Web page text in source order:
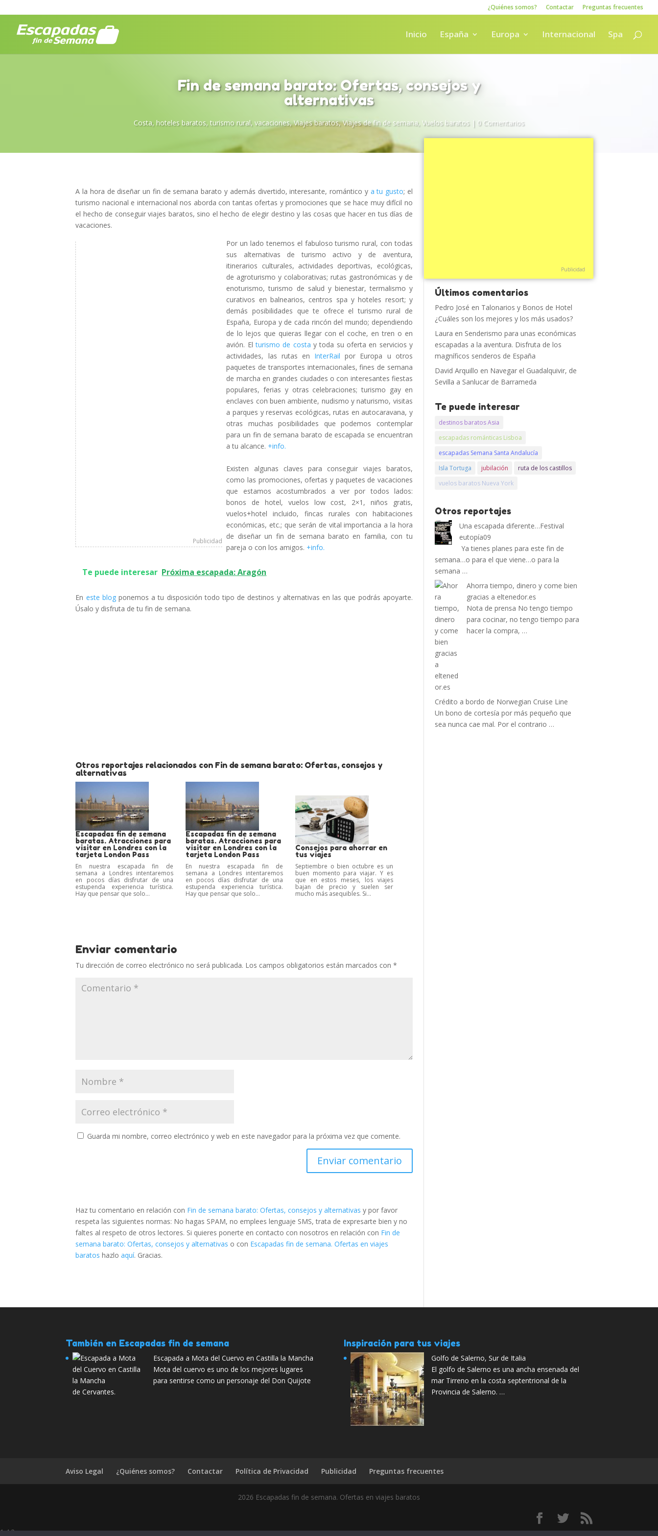
¿Quiénes somos? Contactar Preguntas frecuentes
Inicio España Europa Internacional Spa
Fin de semana barato: Ofertas, consejos y
alternativas
Costa, hoteles baratos, turismo rural, vacaciones,Viajes baratos,Viajes de fin de semana, Vuelos baratos| 0 Comentarios
A la hora de diseñar un fin de semana barato y además divertido, interesante, romántico y a tu gusto; el
turismo nacional e internacional nos aborda con tantas ofertas y promociones que se hace muy difícil no
el hecho de conseguir viajes baratos, sino el hecho de elegir destino y las cosas que hacer en tus días de
vacaciones.
Publicidad
Por un lado tenemos el fabuloso turismo rural, con todas
sus alternativas de turismo activo y de aventura,
itinerarios culturales, actividades deportivas, ecológicas,
de agroturismo y colaborativas; rutas gastronómicas y de
enoturismo, turismo de salud y bienestar, termalismo y
curativos en balnearios, centros spa y hoteles resort; y
demás posibilidades que te ofrece el turismo rural de
España, Europa y de cada rincón del mundo; dependiendo
de lo lejos que quieras llegar con el coche, en tren o en
avión. El turismo de costa y toda su oferta en servicios y
actividades, las rutas en InterRail por Europa u otros
paquetes de transportes internacionales, fines de semana
de marcha en grandes ciudades o con interesantes fiestas
populares, ferias y otras celebraciones; turismo gay en
enclaves con buen ambiente, nudismo y naturismo, visitas
a parques y reservas ecológicas, rutas en autocaravana, y
otras muchas posibilidades que podemos contemplar
para un fin de semana barato de escapada se encuentran
a tu alcance. +info.
Existen algunas claves para conseguir viajes baratos,
como las promociones, ofertas y paquetes de vacaciones
que estamos acostumbrados a ver por todos lados:
bonos de hotel, vuelos low cost, 2×1, niños gratis,
vuelos+hotel incluido, fincas rurales con habitaciones
económicas, etc.; que serán de vital importancia a la hora
de diseñar un fin de semana barato en familia, con tu
pareja o con los amigos. +info.
Te puede interesar Próxima escapada: Aragón
En este blogponemos a tu disposición todo tipo de destinos y alternativas en las que podrás apoyarte.
Úsalo y disfruta de tu fin de semana.
Otros reportajes relacionados con Fin de semana barato: Ofertas, consejos y
alternativas
Escapadas fin de semana
baratas. Atracciones para
visitar en Londres con la
tarjeta London Pass
En nuestra escapada fin de
semana a Londres intentaremos
en pocos días disfrutar de una
estupenda experiencia turística.
Hay que pensar que solo...
Escapadas fin de semana
baratas. Atracciones para
visitar en Londres con la
tarjeta London Pass
En nuestra escapada fin de
semana a Londres intentaremos
en pocos días disfrutar de una
estupenda experiencia turística.
Hay que pensar que solo...
Consejos para ahorrar en
tus viajes
Septiembre o bien octubre es un
buen momento para viajar. Y es
que en estos meses, los viajes
bajan de precio y suelen ser
mucho más asequibles. Si...
Enviar comentario
Tu dirección de correo electrónico no será publicada. Los campos obligatorios están marcados con*
Guarda mi nombre, correo electrónico y web en este navegador para la próxima vez que comente.
Haz tu comentario en relación con Fin de semana barato: Ofertas, consejos y alternativas y por favor
respeta las siguientes normas: No hagas SPAM, no emplees lenguaje SMS, trata de expresarte bien y no
faltes al respeto de otros lectores. Si quieres ponerte en contacto con nosotros en relación con Fin de
semana barato: Ofertas, consejos y alternativas o con Escapadas fin de semana. Ofertas en viajes
baratos hazloaquí. Gracias.
Publicidad
Últimos comentarios
Pedro José en Talonarios y Bonos de Hotel
¿Cuáles son los mejores y los más usados?
Laura en Senderismo para unas económicas
escapadas a la aventura. Disfruta de los
magníficos senderos de España
David Arquillo en Navegar el Guadalquivir, de
Sevilla a Sanlucar de Barrameda
Te puede interesar
destinos baratos Asia
escapadas románticas Lisboa
escapadas Semana Santa Andalucía
Isla Tortuga
jubilación
ruta de los castillos
vuelos baratos Nueva York
Otros reportajes
Una escapada diferente…Festival
eutopía09
Ya tienes planes para este fin de
semana…o para el que viene…o para la
semana …
Ahorra tiempo, dinero y come bien
gracias a eltenedor.es
Nota de prensa No tengo tiempo
para cocinar, no tengo tiempo para
hacer la compra, …
Crédito a bordo de Norwegian Cruise Line
Un bono de cortesía por más pequeño que
sea nunca cae mal. Por el contrario …
También en Escapadas fin de semana
Escapada a Mota del Cuervo en Castilla la Mancha
Mota del cuervo es uno de los mejores lugares
para sentirse como un personaje del Don Quijote
de Cervantes.
Inspiración para tus viajes
Golfo de Salerno, Sur de Italia
El golfo de Salerno es una ancha ensenada del
mar Tirreno en la costa septentrional de la
Provincia de Salerno. …
Aviso Legal ¿Quiénes somos? Contactar Política de Privacidad Publicidad Preguntas frecuentes
2026 Escapadas fin de semana. Ofertas en viajes baratos
1.4.2